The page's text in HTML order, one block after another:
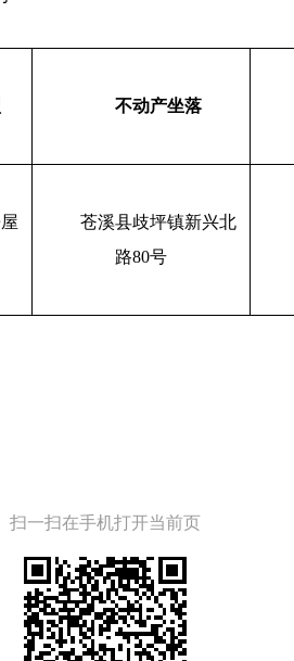
不动产坐落
苍溪县歧坪镇新兴北
路80号
扫一扫在手机打开当前页